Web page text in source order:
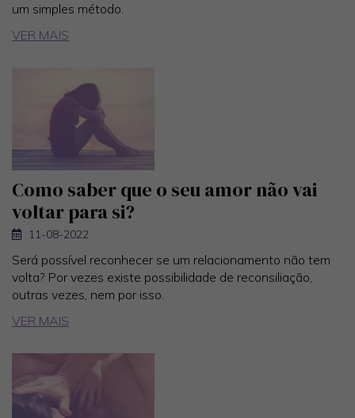
um simples método.
VER MAIS
Como saber que o seu amor não vai
voltar para si?
11-08-2022
Será possível reconhecer se um relacionamento não tem
volta? Por vezes existe possibilidade de reconsiliação,
outras vezes, nem por isso.
VER MAIS